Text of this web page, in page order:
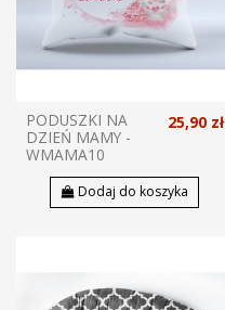
PODUSZKI NA
DZIEŃ MAMY -
WMAMA10
25,90 zł
Dodaj do koszyka